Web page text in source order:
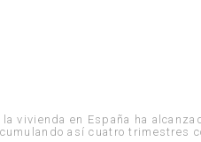
vivienda en España ha
así cuatro trimestres